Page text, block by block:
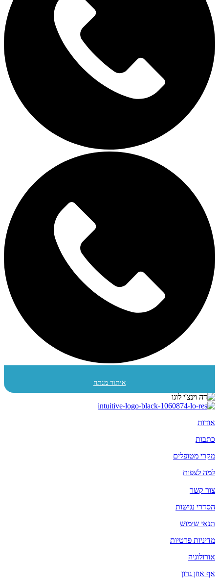
איתור מנתח
אודות
כתבות
מקרי מטופלים
למה לצפות
צור קשר
הסדרי נגישות
תנאי שימוש
מדיניות פרטיות
אורולוגיה
אף אוזן גרון